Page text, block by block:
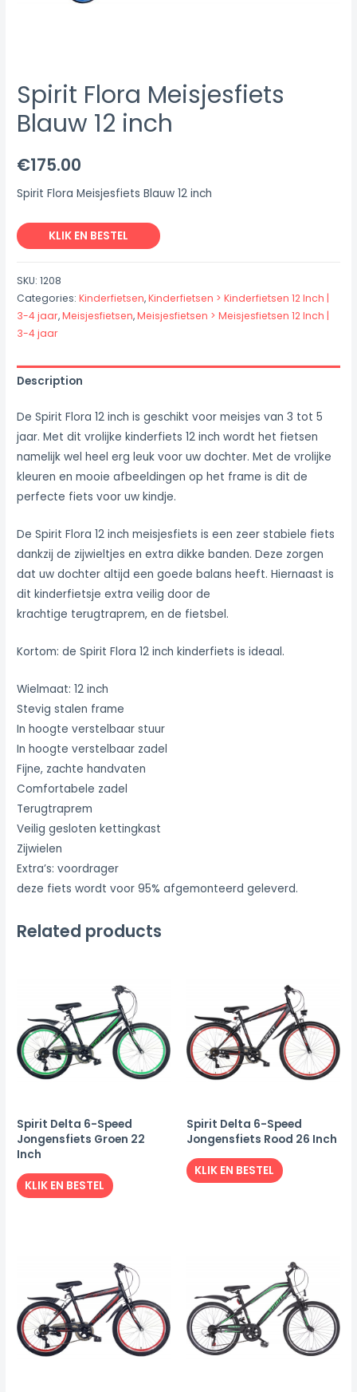
Spirit Flora Meisjesfiets
Blauw 12 inch
€175.00
Spirit Flora Meisjesfiets Blauw 12 inch
KLIK EN BESTEL
SKU:1208
Categories:Kinderfietsen,Kinderfietsen > Kinderfietsen 12 Inch |
3-4 jaar,Meisjesfietsen,Meisjesfietsen > Meisjesfietsen 12 Inch |
3-4 jaar
Description
De Spirit Flora 12 inch is geschikt voor meisjes van 3 tot 5
jaar. Met dit vrolijke kinderfiets 12 inch wordt het fietsen
namelijk wel heel erg leuk voor uw dochter. Met de vrolijke
kleuren en mooie afbeeldingen op het frame is dit de
perfecte fiets voor uw kindje.
De Spirit Flora 12 inch meisjesfiets is een zeer stabiele fiets
dankzij de zijwieltjes en extra dikke banden. Deze zorgen
dat uw dochter altijd een goede balans heeft. Hiernaast is
dit kinderfietsje extra veilig door de
krachtige terugtraprem, en de fietsbel.
Kortom: de Spirit Flora 12 inch kinderfiets is ideaal.
Wielmaat: 12 inch
Stevig stalen frame
In hoogte verstelbaar stuur
In hoogte verstelbaar zadel
Fijne, zachte handvaten
Comfortabele zadel
Terugtraprem
Veilig gesloten kettingkast
Zijwielen
Extra’s: voordrager
deze fiets wordt voor 95% afgemonteerd geleverd.
Related products
Spirit Delta 6-Speed
Jongensfiets Groen 22
Inch
KLIK EN BESTEL
Spirit Delta 6-Speed
Jongensfiets Rood 26 Inch
KLIK EN BESTEL